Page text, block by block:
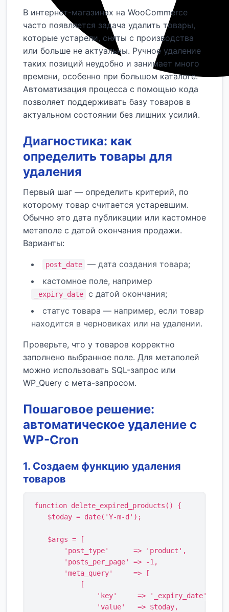
В интернет-магазинах на WooCommerce
часто появляется задача удалить товары,
которые устарели, сняты с производства
или больше не актуальны. Ручное удаление
таких позиций неудобно и занимает много
времени, особенно при большом каталоге.
Автоматизация процесса с помощью кода
позволяет поддерживать базу товаров в
актуальном состоянии без лишних усилий.
Диагностика: как
определить товары для
удаления
Первый шаг — определить критерий, по
которому товар считается устаревшим.
Обычно это дата публикации или кастомное
метаполе с датой окончания продажи.
Варианты:
post_date
— дата создания товара;
кастомное поле, например
_expiry_date
с датой окончания;
статус товара — например, если товар
находится в черновиках или на удалении.
Проверьте, что у товаров корректно
заполнено выбранное поле. Для метаполей
можно использовать SQL-запрос или
WP_Query с мета-запросом.
Пошаговое решение:
автоматическое удаление с
WP-Cron
1. Создаем функцию удаления
товаров
function delete_expired_products() {
    $today = date('Y-m-d');
    $args = [
        'post_type'      => 'product',
        'posts_per_page' => -1,
        'meta_query'     => [
            [
                'key'     => '_expiry_date',
                'value'   => $today,